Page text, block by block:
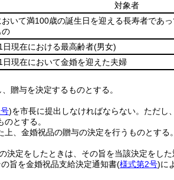
対象者
おいて満100歳の誕生日を迎える長寿者であ
の
日現在における最高齢者(男女)
日現在において金婚を迎えた夫婦
贈与を決定するものとする。
)を市長に提出しなければならない。 ただし
とする。
、金婚祝品の贈与の決定を行うものとする。
定をしたときは、その旨を当該決定をした
旨を金婚祝品支給決定通知書(様式第2号)に